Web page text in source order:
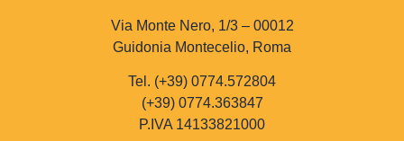
Via Monte Nero, 1/3 – 00012
Guidonia Montecelio, Roma
Tel. (+39) 0774.572804
(+39) 0774.363847
P.IVA 14133821000